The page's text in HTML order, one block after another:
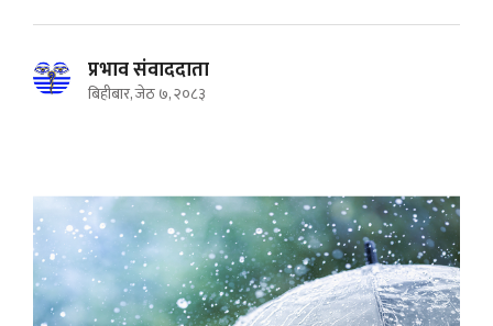
प्रभाव संवाददाता
बिहीबार, जेठ ७, २०८३